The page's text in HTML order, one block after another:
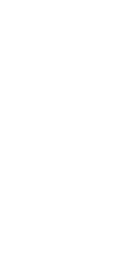
的问题 -->